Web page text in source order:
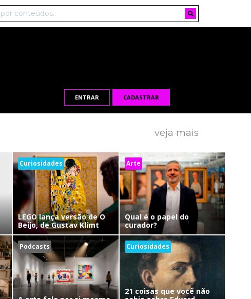
ENTRAR CADASTRAR
veja mais
Curiosidades
LEGO lança versão de O
Beijo, de Gustav Klimt
Arte
Qual é o papel do
curador?
Podcasts Curiosidades
21 coisas que você não